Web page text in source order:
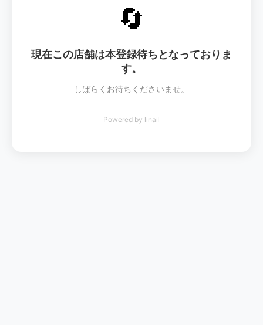
🔄
現在この店舗は本登録待ちとなっておりま
す。
しばらくお待ちくださいませ。
Powered by linail